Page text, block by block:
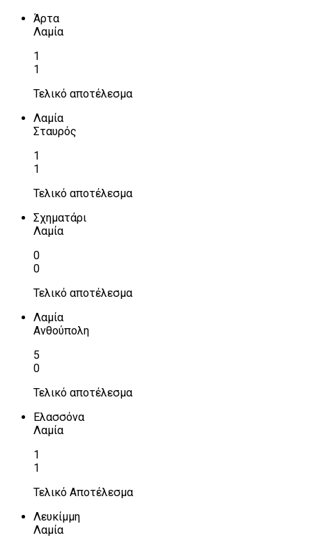
Άρτα
Λαμία
1
1
Τελικό αποτέλεσμα
Λαμία
Σταυρός
1
1
Τελικό αποτέλεσμα
Σχηματάρι
Λαμία
0
0
Τελικό αποτέλεσμα
Λαμία
Ανθούπολη
5
0
Τελικό αποτέλεσμα
Ελασσόνα
Λαμία
1
1
Τελικό Αποτέλεσμα
Λευκίμμη
Λαμία